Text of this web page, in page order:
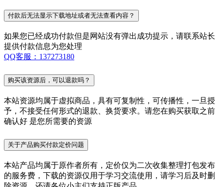
付款后无法显示下载地址或者无法查看内容？
如果您已经成功付款但是网站没有弹出成功提示，请联系站长
提供付款信息为您处理
QQ客服：137273180
购买该资源后，可以退款吗？
本站资源均属于虚拟商品，具有可复制性，可传播性，一旦授
予，不接受任何形式的退款、换货要求。请您在购买获取之前
确认好 是您所需要的资源
关于产品购买付款定价问题
本站产品均属于原作者所有，定价仅为二次收集整理打包发布
的服务费，下载的资源仅用于学习交流使用，请学习后及时删